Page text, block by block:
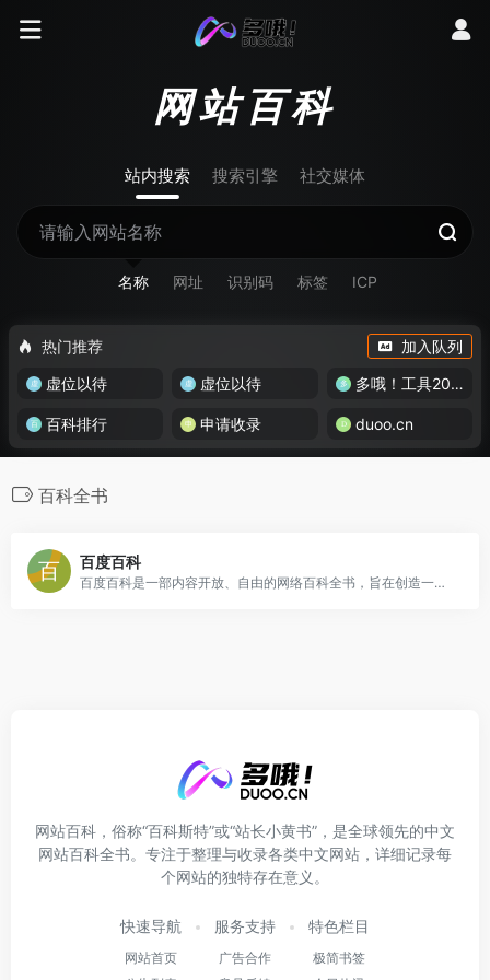
网站百科
站内搜索 搜索引擎 社交媒体
名称 网址 识别码 标签 ICP
热门推荐
加入队列
虚位以待
虚位以待 多哦！工具200+
百科排行 申请收录 duoo.cn
百科全书
百度百科
百度百科是一部内容开放、自由的网络百科全书，旨在创造一个涵盖所有领域知识，服务所有互联网用户的中文知识性百科全书。在这里你可以参与词条编辑，分享贡献你的知识。
网站百科，俗称“百科斯特”或“站长小黄书”，是全球领先的中文
网站百科全书。专注于整理与收录各类中文网站，详细记录每
个网站的独特存在意义。
快速导航
网站首页
服务支持
广告合作
特色栏目
极简书签